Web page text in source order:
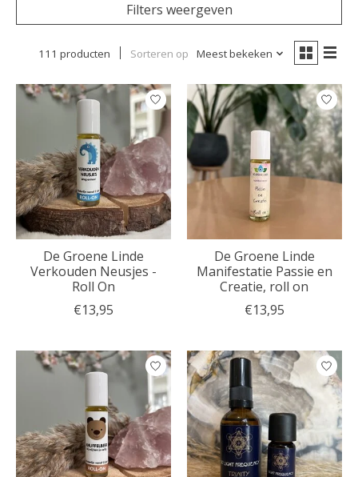
Filters weergeven
111 producten Sorteren op Meest bekeken
De Groene Linde
Verkouden Neusjes -
Roll On
€13,95
De Groene Linde
Manifestatie Passie en
Creatie, roll on
€13,95